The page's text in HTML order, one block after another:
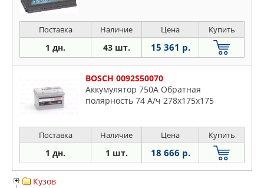
Поставка Наличие Цена Купить
1 дн. 43 шт. 15 361 р.
BOSCH 0092S50070
Аккумулятор 750A Обратная
полярность 74 А/ч 278x175x175
Поставка Наличие Цена Купить
1 дн. 1 шт. 18 666 р.
Кузов